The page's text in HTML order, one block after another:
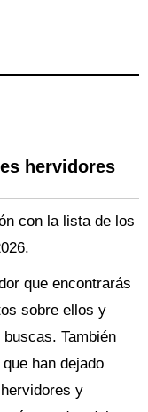
hervidores
con la lista de los
que encontrarás
sobre ellos y
También
han dejado
y